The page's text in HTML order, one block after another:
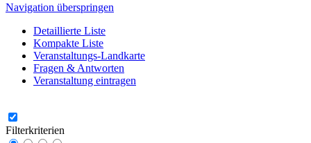
Navigation überspringen
Detaillierte Liste
Kompakte Liste
Veranstaltungs-Landkarte
Fragen & Antworten
Veranstaltung eintragen
Filterkriterien